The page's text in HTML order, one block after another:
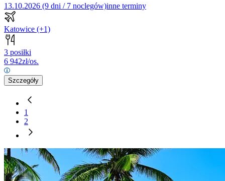
13.10.2026 (9 dni / 7 noclegów)inne terminy
Katowice (+1)
3 posiłki
6 942zł/os.
Szczegóły
1
2